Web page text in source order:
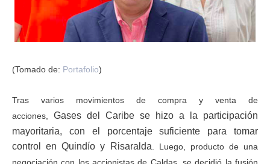
(Tomado de: Portafolio)
Tras varios movimientos de compra y venta de
acciones,
Gases del Caribe se hizo a la participación
mayoritaria, con el porcentaje suficiente para tomar
control en Quindío y Risaralda . Luego, producto de una